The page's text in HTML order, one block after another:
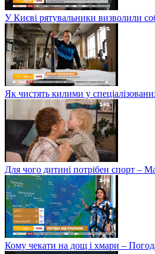
У Києві рятувальники визволили
Як чистять килими у
Для чого дитині потрібен спорт –
Кому чекати на дощ і хмари –